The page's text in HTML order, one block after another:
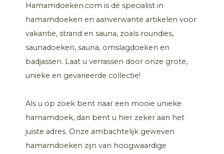
Hamamdoeken.com is dé specialist in
hamamdoeken en aanverwante artikelen voor
vakantie, strand en sauna, zoals roundies,
saunadoeken, sauna, omslagdoeken en
badjassen. Laat u verrassen door onze grote,
unieke en gevarieerde collectie!
Als u op zoek bent naar een mooie unieke
hamamdoek, dan bent u hier zeker aan het
juiste adres. Onze ambachtelijk geweven
hamamdoeken zijn van hoogwaardige